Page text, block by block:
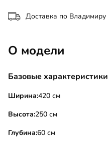
Доставка по Владимиру
О модели
Базовые характеристики
Ширина:420 см
Высота:250 см
Глубина:60 см